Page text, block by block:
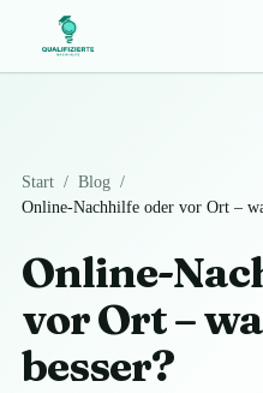
Start / Blog /
Online-Nachhilfe oder vor Ort –
Online-
vor Ort –
besser?